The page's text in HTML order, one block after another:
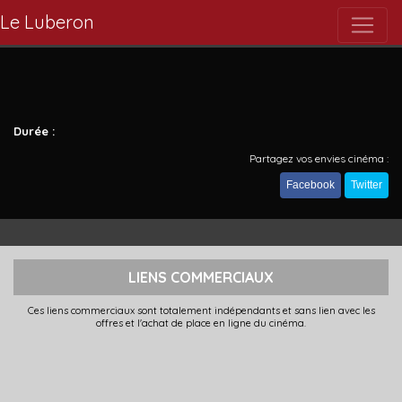
Le Luberon
Durée :
Partagez vos envies cinéma :
Facebook Twitter
LIENS COMMERCIAUX
Ces liens commerciaux sont totalement indépendants et sans lien avec les
offres et l'achat de place en ligne du cinéma.